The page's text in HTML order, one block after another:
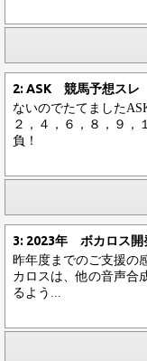
2: ASK 競馬予想ス
ないのでたてました
２，４，６，８，９，
負！
3: 2023年 ボカロス
昨年度までのご支援の
カロスは、他の音声合
るよう...